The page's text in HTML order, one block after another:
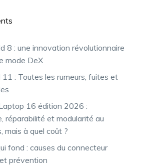
8 : une innovation révolutionnaire
mode DeX
11 : Toutes les rumeurs, fuites et
16 édition 2026 :
réparabilité et modularité au
mais à quel coût ?
fond : causes du connecteur
prévention